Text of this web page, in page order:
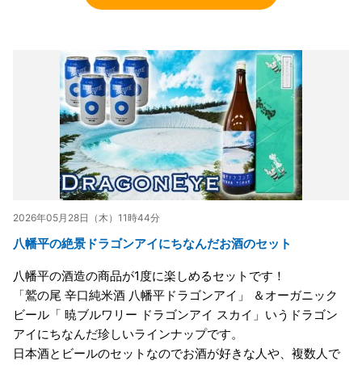
2026年05月28日（木）11時44分
八幡平の絶景ドラゴンアイにちなんだお酒のセット
八幡平の酒造の商品が1度に楽しめるセットです！
「鷲の尾 辛口純米酒 八幡平ドラゴンアイ」 ＆オーガニック
ビール「 暁ブルワリー ドラゴンアイ スカイ」いうドラゴン
アイにちなんだ珍しいラインナップです。
日本酒とビールのセットなのでお酒が好きな人や、複数人で